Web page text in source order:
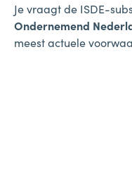
Je vraagt de ISDE-
Ondernemend
meest actuele